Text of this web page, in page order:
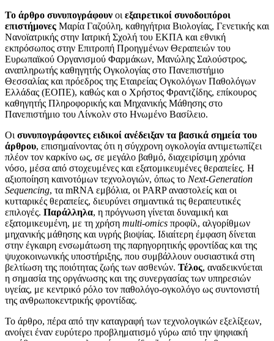
Το άρθρο συνυπογράφουν οι εξαιρετικοί συνοδοιπόροι
επιστήμονες Μαρία Γαζούλη, καθηγήτρια Βιολογίας, Γενετικής και
Νανοϊατρικής στην Ιατρική Σχολή του ΕΚΠΑ και εθνική
εκπρόσωπος στην Επιτροπή Προηγμένων Θεραπειών του
Ευρωπαϊκού Οργανισμού Φαρμάκων, Μανώλης Σαλούστρος,
αναπληρωτής καθηγητής Ογκολογίας στο Πανεπιστήμιο
Θεσσαλίας και πρόεδρος της Εταιρείας Ογκολόγων Παθολόγων
Ελλάδας (ΕΟΠΕ), καθώς και ο Χρήστος Φραντζίδης, επίκουρος
καθηγητής Πληροφορικής και Μηχανικής Μάθησης στο
Πανεπιστήμιο του Λίνκολν στο Ηνωμένο Βασίλειο.
Οι συνυπογράφοντες ειδικοί ανέδειξαν τα βασικά σημεία του
άρθρου, επισημαίνοντας ότι η σύγχρονη ογκολογία αντιμετωπίζει
πλέον τον καρκίνο ως, σε μεγάλο βαθμό, διαχειρίσιμη χρόνια
νόσο, μέσα από στοχευμένες και εξατομικευμένες θεραπείες. Η
αξιοποίηση καινοτόμων τεχνολογιών, όπως το Next-Generation
Sequencing, τα mRNA εμβόλια, οι PARP αναστολείς και οι
κυτταρικές θεραπείες, διευρύνει σημαντικά τις θεραπευτικές
επιλογές. Παράλληλα, η πρόγνωση γίνεται δυναμική και
εξατομικευμένη, με τη χρήση multi-omics προφίλ, αλγορίθμων
μηχανικής μάθησης και υγρής βιοψίας. Ιδιαίτερη έμφαση δίνεται
στην έγκαιρη ενσωμάτωση της παρηγορητικής φροντίδας και της
ψυχοκοινωνικής υποστήριξης, που συμβάλλουν ουσιαστικά στη
βελτίωση της ποιότητας ζωής των ασθενών. Τέλος, αναδεικνύεται
η σημασία της οργάνωσης και της συνεργασίας των υπηρεσιών
υγείας, με κεντρικό ρόλο τον παθολόγο-ογκολόγο ως συντονιστή
της ανθρωποκεντρικής φροντίδας.
Το άρθρο, πέρα από την καταγραφή των τεχνολογικών εξελίξεων,
ανοίγει έναν ευρύτερο προβληματισμό γύρω από την ψηφιακή